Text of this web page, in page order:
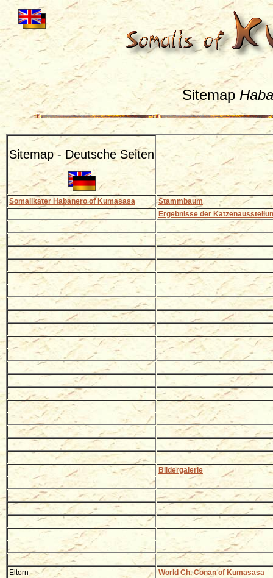
Sitemap
Sitemap - Deutsche Seiten
Somalikater Habanero of Kumasasa
Stammbaum
Ergebnisse der
Bildergalerie
Eltern
World Ch. Conan of Kumasasa